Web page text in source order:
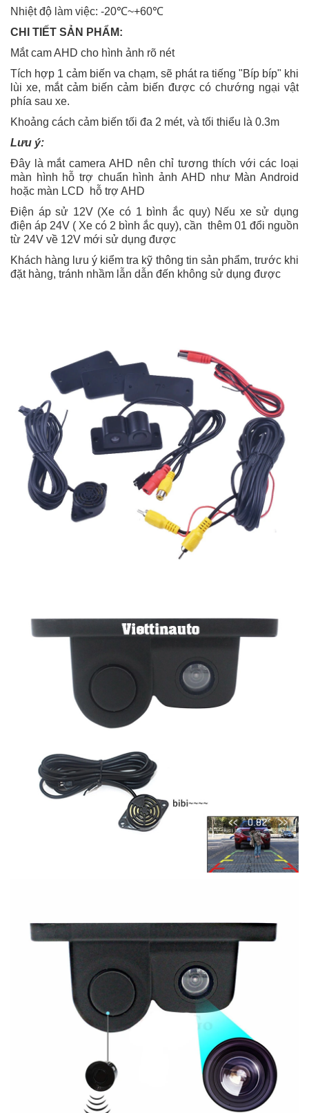
Nhiệt độ làm việc: -20℃~+60℃
CHI TIẾT SẢN PHẨM:
Mắt cam AHD cho hình ảnh rõ nét
Tích hợp 1 cảm biến va chạm, sẽ phát ra tiếng "Bíp bíp" khi
lùi xe, mắt cảm biến cảm biến được có chướng ngại vật
phía sau xe.
Khoảng cách cảm biến tối đa 2 mét, và tối thiểu là 0.3m
Lưu ý:
Đây là mắt camera AHD nên chỉ tương thích với các loại
màn hình hỗ trợ chuẩn hình ảnh AHD như Màn Android
hoặc màn LCD hỗ trợ AHD
Điện áp sử 12V (Xe có 1 bình ắc quy) Nếu xe sử dụng
điện áp 24V ( Xe có 2 bình ắc quy), cần thêm 01 đổi nguồn
từ 24V về 12V mới sử dụng được
Khách hàng lưu ý kiểm tra kỹ thông tin sản phẩm, trước khi
đặt hàng, tránh nhầm lẫn dẫn đến không sử dụng được